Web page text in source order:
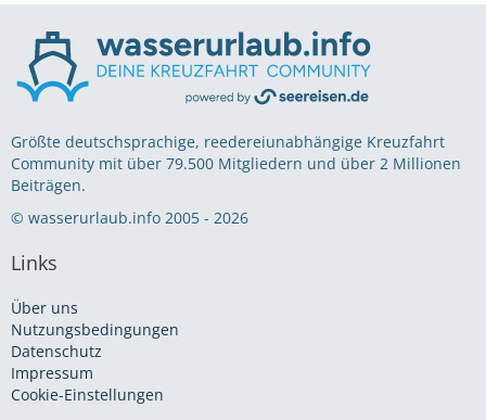
Größte deutschsprachige, reedereiunabhängige Kreuzfahrt
Community mit über 79.500 Mitgliedern und über 2 Millionen
Beiträgen.
© wasserurlaub.info 2005 - 2026
Links
Über uns
Nutzungsbedingungen
Datenschutz
Impressum
Cookie-Einstellungen